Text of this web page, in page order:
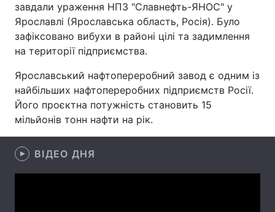
Інциденти
Здоров'я Туризм
Погода
Екологія Регіони
Лонгріди
Відео з Youtube
завдали ураження НПЗ "Славнефть-ЯНОС" у
Ярославлі (Ярославська область, Росія). Було
зафіксовано вибухи в районі цілі та задимлення
на території підприємства.
Ярославський нафтопереробний завод є одним із
найбільших нафтопереробних підприємств Росії.
Його проєктна потужність становить 15
мільйонів тонн нафти на рік.
ВІДЕО ДНЯ